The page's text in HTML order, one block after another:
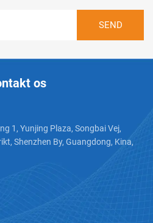
os
1, Yunjing Plaza, Songbai Vej,
Shenzhen By, Guangdong, Kina,